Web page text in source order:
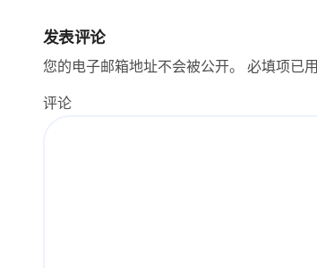
发表评论
您的电子邮箱地址不会被公开。 必填项已用
评论